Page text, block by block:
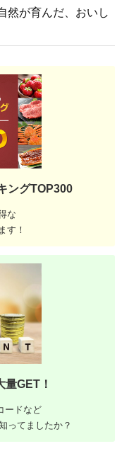
然が育んだ、おいし
ングTOP300
な
す！
GET！
ードなど
ってましたか？